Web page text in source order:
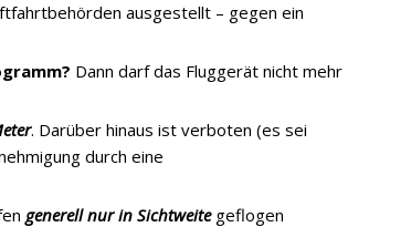
ausgestellt – gegen ein
Dann darf das Fluggerät nicht mehr
. Darüber hinaus ist verboten (es sei
durch eine
generell nur in Sichtweitegeflogen